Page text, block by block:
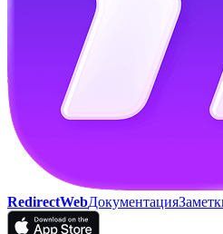
RedirectWebДокументация